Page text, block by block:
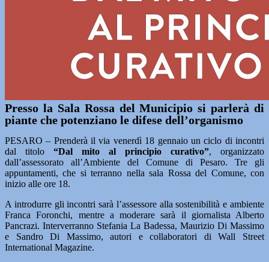
Presso la Sala Rossa del Municipio si parlerà di
piante che potenziano le difese dell’organismo
PESARO – Prenderà il via venerdì 18 gennaio un ciclo di incontri
dal titolo “Dal mito al principio curativo”, organizzato
dall’assessorato all’Ambiente del Comune di Pesaro. Tre gli
appuntamenti, che si terranno nella sala Rossa del Comune, con
inizio alle ore 18.
A introdurre gli incontri sarà l’assessore alla sostenibilità e ambiente
Franca Foronchi, mentre a moderare sarà il giornalista Alberto
Pancrazi. Interverranno Stefania La Badessa, Maurizio Di Massimo
e Sandro Di Massimo, autori e collaboratori di Wall Street
International Magazine.